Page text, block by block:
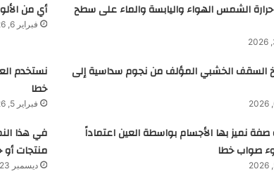
الشمس الهواء واليابسة والماء على سطح
أي من
فبراير 6, 2026
السقف الخشبي المؤلف من نجوم سداسية إلى
خطا
فبراير 5, 2026
نميز بها الأجسام بواسطة العين اعتماداً
صواب خطا
في هذا
منتجات
ديسمبر 23, 2025